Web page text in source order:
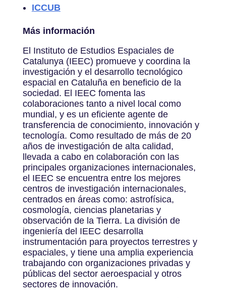
ICCUB
Más información
El Instituto de Estudios Espaciales de
Catalunya (IEEC) promueve y coordina la
investigación y el desarrollo tecnológico
espacial en Cataluña en beneficio de la
sociedad. El IEEC fomenta las
colaboraciones tanto a nivel local como
mundial, y es un eficiente agente de
transferencia de conocimiento, innovación y
tecnología. Como resultado de más de 20
años de investigación de alta calidad,
llevada a cabo en colaboración con las
principales organizaciones internacionales,
el IEEC se encuentra entre los mejores
centros de investigación internacionales,
centrados en áreas como: astrofísica,
cosmología, ciencias planetarias y
observación de la Tierra. La división de
ingeniería del IEEC desarrolla
instrumentación para proyectos terrestres y
espaciales, y tiene una amplia experiencia
trabajando con organizaciones privadas y
públicas del sector aeroespacial y otros
sectores de innovación.